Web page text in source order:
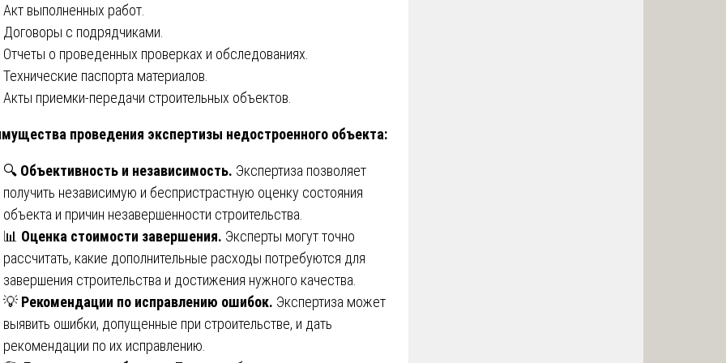
Акт выполненных работ.
Договоры с подрядчиками.
Отчеты о проведенных проверках и обследованиях.
Технические паспорта материалов.
Акты приемки-передачи строительных объектов.
проведения экспертизы недостроенного объекта:
🔍 Объективность и независимость. Экспертиза позволяет
получить независимую и беспристрастную оценку состояния
объекта и причин незавершенности строительства.
📊 Оценка стоимости завершения. Эксперты могут точно
рассчитать, какие дополнительные расходы потребуются для
завершения строительства и достижения нужного качества.
💡 Рекомендации по исправлению ошибок. Экспертиза может
выявить ошибки, допущенные при строительстве, и дать
рекомендации по их исправлению.